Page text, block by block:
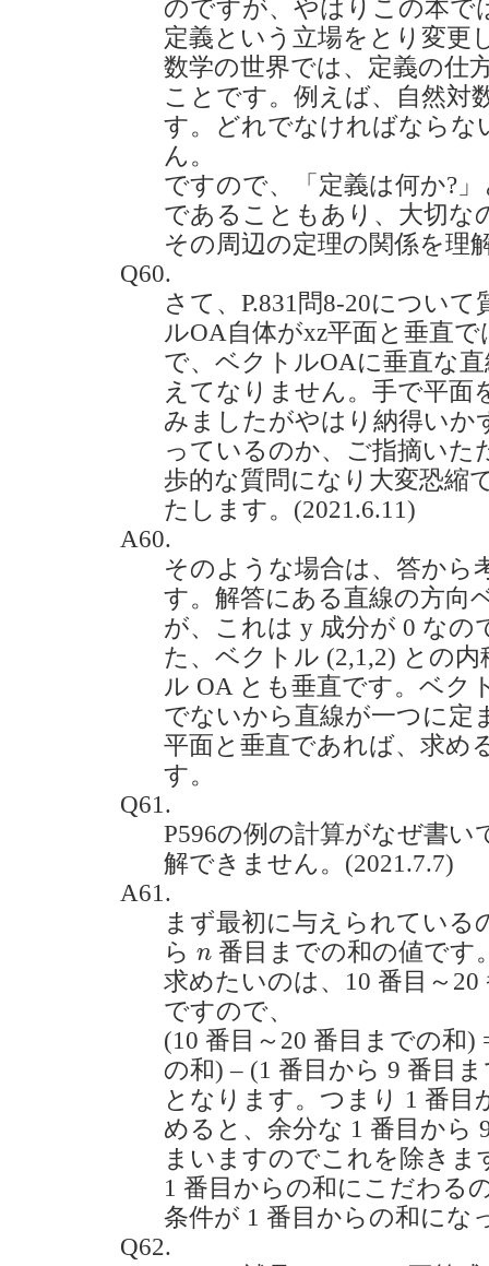
のですが、やはりこの本で
定義という立場をとり変更
数学の世界では、定義の仕
ことです。例えば、自然対
す。どれでなければなら
ん。
ですので、「定義は何か?
であることもあり、大切な
その周辺の定理の関係を理
Q60.
さて、P.831問8-20につい
ルOA自体がxz平面と垂直
で、ベクトルOAに垂直な
えてなりません。手で平
みましたがやはり納得い
っているのか、ご指摘いた
歩的な質問になり大変恐縮
たします。(2021.6.11)
A60.
そのような場合は、答から
す。解答にある直線の方向
が、これは y 成分が 0 なの
た、ベクトル (2,1,2) との
ル OA とも垂直です。ベク
でないから直線が一つに定
平面と垂直であれば、求め
す。
Q61.
P596の例の計算がなぜ書
解できません。(2021.7.7)
A61.
まず最初に与えられている
ら n
n 番目までの和の値です
求めたいのは、10 番目～
ですので、
(10 番目～20 番目までの和)
の和) – (1 番目から 9 番目
となります。つまり 1 番目
めると、余分な 1 番目から
まいますのでこれを除きま
1 番目からの和にこだわる
条件が 1 番目からの和にな
Q62.